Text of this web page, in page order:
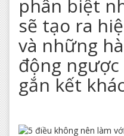
phân biệt
sẽ tạo ra
và những
động
gắn kết